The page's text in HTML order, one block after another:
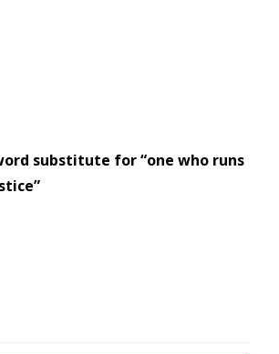
substitute for “one who runs